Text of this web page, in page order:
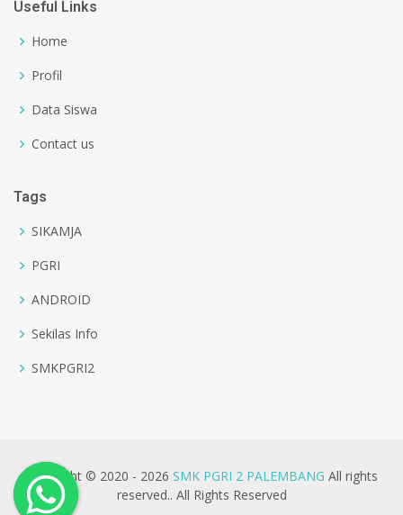
Useful Links
Home
Profil
Data Siswa
Contact us
Tags
SIKAMJA
PGRI
ANDROID
Sekilas Info
SMKPGRI2
Copyright © 2020 - 2026 SMK PGRI 2 PALEMBANG All rights
reserved.. All Rights Reserved